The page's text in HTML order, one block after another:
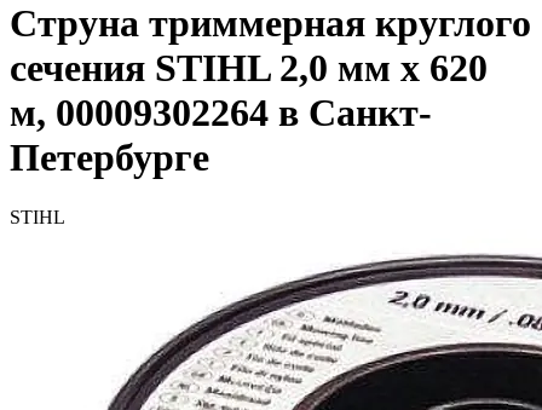
Струна триммерная круглого
сечения STIHL 2,0 мм х 620
м, 00009302264 в Санкт-
Петербурге
STIHL